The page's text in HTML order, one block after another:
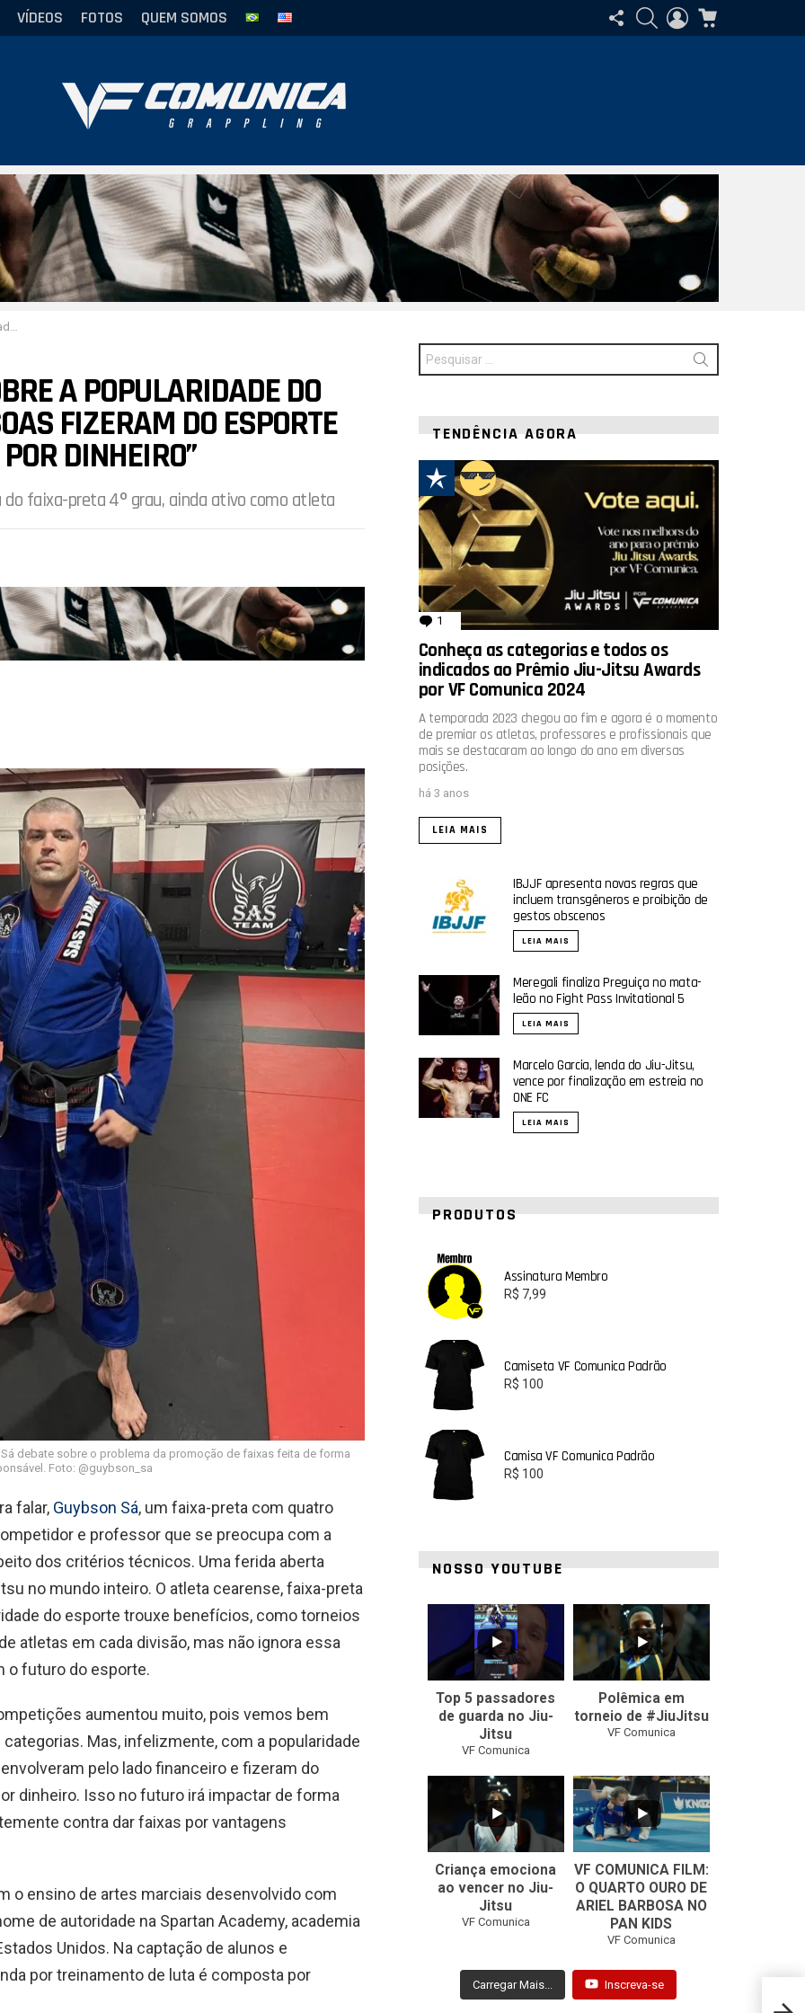
VÍDEOS FOTOS QUEM SOMOS
SIGA-
NOS
PESQUISAR
ENTRAR
A POPULARIDADE DO
FIZERAM DO ESPORTE
DINHEIRO”
faixa-preta 4º grau, ainda ativo como atleta
debate sobre o problema da promoção de faixas feita de forma
Foto: @guybson_sa
falar, Guybson Sá, um faixa-preta com quatro
e professor que se preocupa com a
dos critérios técnicos. Uma ferida aberta
no mundo inteiro. O atleta cearense, faixa-preta
do esporte trouxe benefícios, como torneios
atletas em cada divisão, mas não ignora essa
o futuro do esporte.
aumentou muito, pois vemos bem
Mas, infelizmente, com a popularidade
pelo lado financeiro e fizeram do
dinheiro. Isso no futuro irá impactar de forma
contra dar faixas por vantagens
o ensino de artes marciais desenvolvido com
de autoridade na Spartan Academy, academia
Unidos. Na captação de alunos e
por treinamento de luta é composta por
Procurar
por:
TENDÊNCIA AGORA
1 comentário
Conheça as categorias e todos os
indicados ao Prêmio Jiu-Jitsu Awards
por VF Comunica 2024
A temporada 2023 chegou ao fim e agora é o momento
de premiar os atletas, professores e profissionais que
mais se destacaram ao longo do ano em diversas
posições.
há 3 anos
LEIA MAIS
IBJJF apresenta novas regras que
incluem transgêneros e proibição de
gestos obscenos
LEIA MAIS
Meregali finaliza Preguiça no mata-
leão no Fight Pass Invitational 5
LEIA MAIS
Marcelo Garcia, lenda do Jiu-Jitsu,
vence por finalização em estreia no
ONE FC
LEIA MAIS
PRODUTOS
Assinatura Membro
R$ 7,99
Camiseta VF Comunica Padrão
R$ 100
Camisa VF Comunica Padrão
R$ 100
NOSSO YOUTUBE
1
Top 5 passadores
de guarda no Jiu-
Jitsu
VF Comunica
47 1
Polêmica em
torneio de #JiuJitsu
VF Comunica
0
Criança emociona
ao vencer no Jiu-
Jitsu
VF Comunica
...
0
VF COMUNICA FILM:
O QUARTO OURO DE
ARIEL BARBOSA NO
PAN KIDS
VF Comunica
Carregar Mais... Inscreva-se